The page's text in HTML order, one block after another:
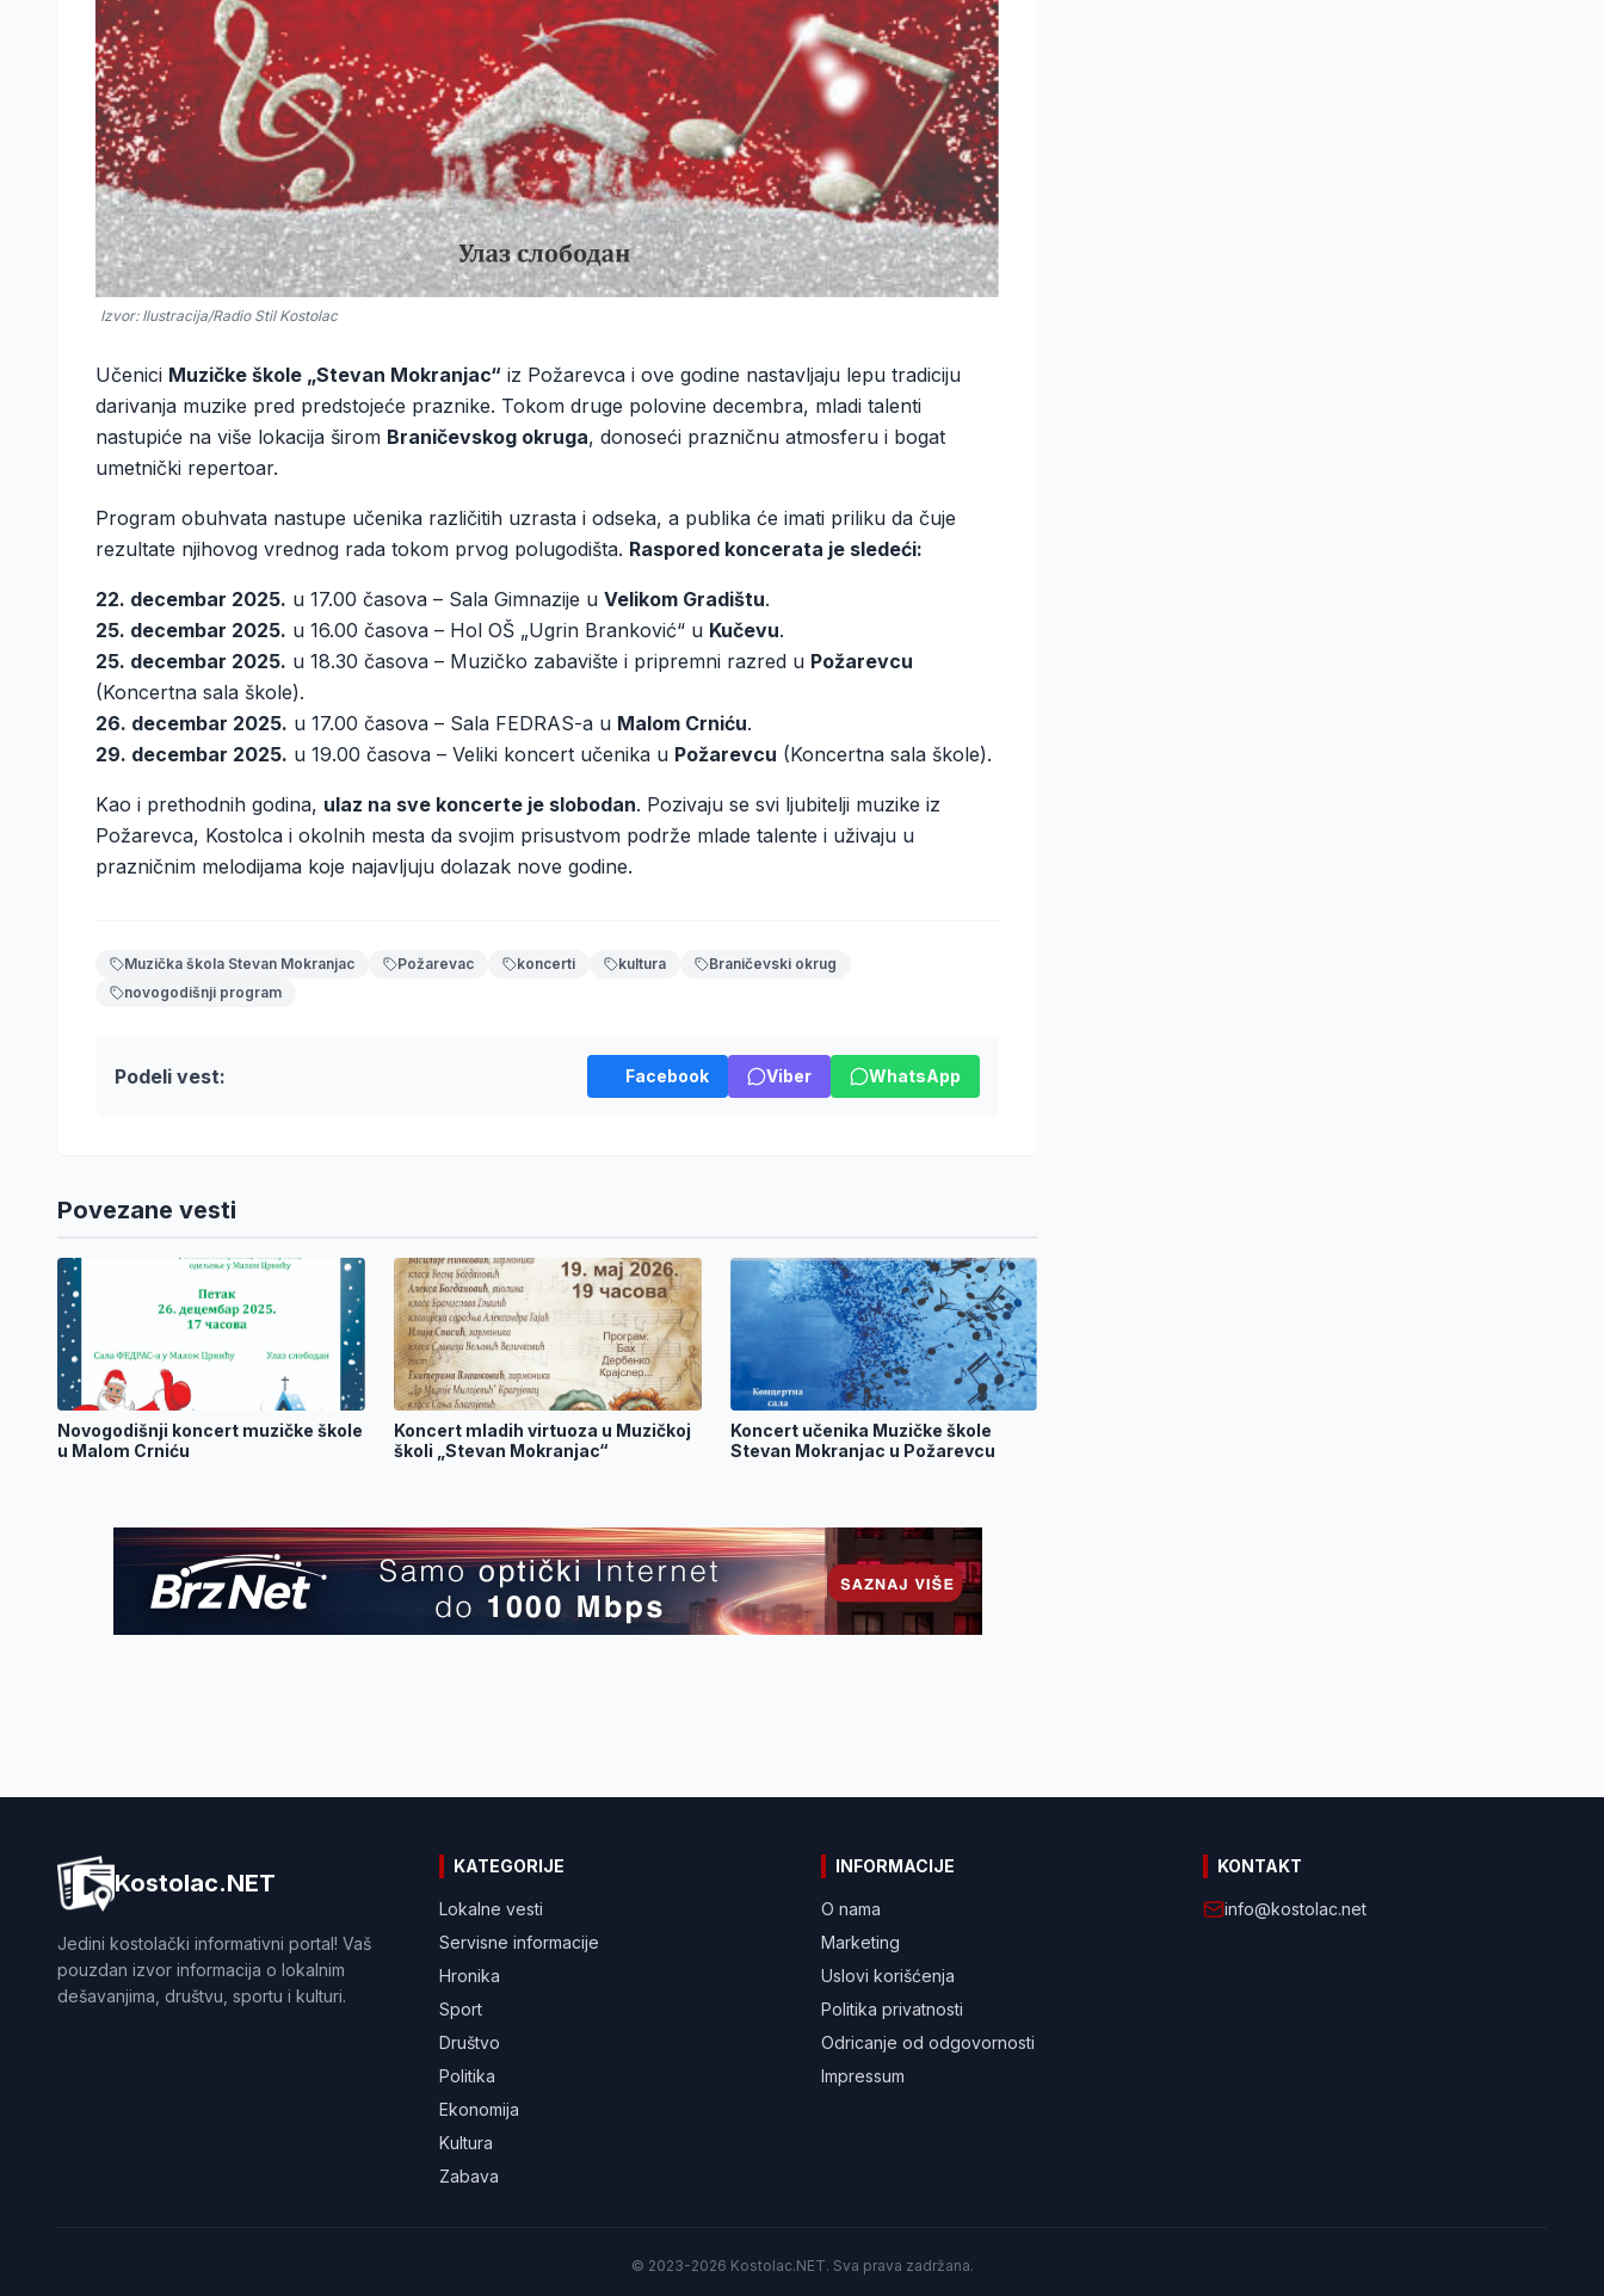
Izvor: Ilustracija/Radio Stil Kostolac
Učenici Muzičke škole „Stevan Mokranjac“ iz Požarevca i ove godine nastavljaju lepu tradiciju
darivanja muzike pred predstojeće praznike. Tokom druge polovine decembra, mladi talenti
nastupiće na više lokacija širom Braničevskog okruga, donoseći prazničnu atmosferu i bogat
umetnički repertoar.
Program obuhvata nastupe učenika različitih uzrasta i odseka, a publika će imati priliku da čuje
rezultate njihovog vrednog rada tokom prvog polugodišta. Raspored koncerata je sledeći:
22. decembar 2025. u 17.00 časova – Sala Gimnazije u Velikom Gradištu.
25. decembar 2025. u 16.00 časova – Hol OŠ „Ugrin Branković“ u Kučevu.
25. decembar 2025. u 18.30 časova – Muzičko zabavište i pripremni razred u Požarevcu
(Koncertna sala škole).
26. decembar 2025. u 17.00 časova – Sala FEDRAS-a u Malom Crniću.
29. decembar 2025. u 19.00 časova – Veliki koncert učenika u Požarevcu (Koncertna sala škole).
Kao i prethodnih godina, ulaz na sve koncerte je slobodan. Pozivaju se svi ljubitelji muzike iz
Požarevca, Kostolca i okolnih mesta da svojim prisustvom podrže mlade talente i uživaju u
prazničnim melodijama koje najavljuju dolazak nove godine.
Muzička škola Stevan Mokranjac Požarevac koncerti kultura
Braničevski okrug
novogodišnji program
Podeli vest: Facebook Viber WhatsApp
Povezane vesti
Novogodišnji koncert muzičke škole
u Malom Crniću
Koncert mladih virtuoza u Muzičkoj
školi „Stevan Mokranjac“
Koncert učenika Muzičke škole
Stevan Mokranjac u Požarevcu
Kostolac.NET
Jedini kostolački informativni portal! Vaš
pouzdan izvor informacija o lokalnim
dešavanjima, društvu, sportu i kulturi.
KATEGORIJE
Lokalne vesti
Servisne informacije
Hronika
Sport
Društvo
Politika
Ekonomija
Kultura
Zabava
INFORMACIJE
O nama
Marketing
Uslovi korišćenja
Politika privatnosti
Odricanje od odgovornosti
Impressum
KONTAKT
info@kostolac.net
© 2023-2026 Kostolac.NET. Sva prava zadržana.